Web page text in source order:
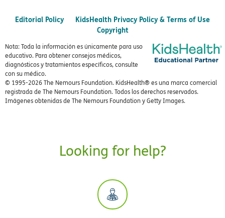
Editorial Policy
KidsHealth Privacy Policy & Terms of Use
Copyright
Nota: Toda la información es únicamente para uso
educativo. Para obtener consejos médicos,
diagnósticos y tratamientos específicos, consulte
con su médico.
© 1995-2026 The Nemours Foundation. KidsHealth® es una marca comercial
registrada de The Nemours Foundation. Todos los derechos reservados.
Imágenes obtenidas de The Nemours Foundation y Getty Images.
Looking for help?